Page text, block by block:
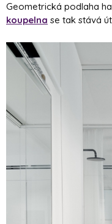
Geometrická podlaha
koupelna se tak stává